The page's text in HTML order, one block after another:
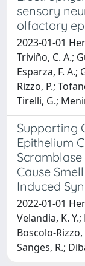
sensory
olfactory
2023-01-01
Triviño, C. A.;
Esparza, F. A.;
Rizzo, P.;
Tirelli, G.;
Supporting
Epithelium
Scramblase
Cause
Induced
2022-01-01
Velandia, K.
Boscolo-
Sanges, R.;